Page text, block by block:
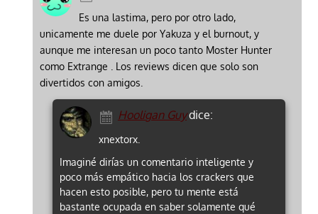
Es una lastima, pero por otro lado,
unicamente me duele por Yakuza y el burnout, y
aunque me interesan un poco tanto Moster Hunter
como Extrange . Los reviews dicen que solo son
divertidos con amigos.
Hooligan Guydice:
xnextorx.
Imaginé dirías un comentario inteligente y
poco más empático hacia los crackers que
hacen esto posible, pero tu mente está
bastante ocupada en saber solamente qué